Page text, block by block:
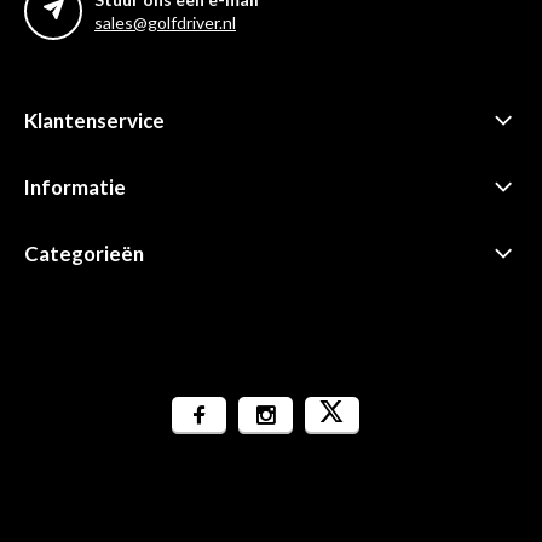
sales@golfdriver.nl
Klantenservice
Informatie
Categorieën